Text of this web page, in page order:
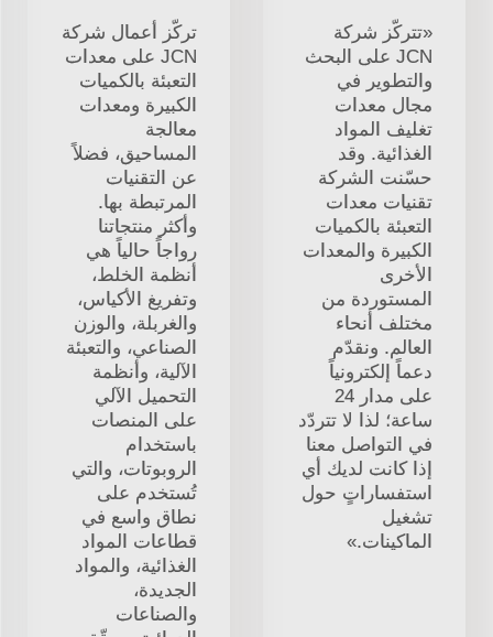
«تتركّز شركة
JCN على البحث
والتطوير في
مجال معدات
تغليف المواد
الغذائية. وقد
حسّنت الشركة
تقنيات معدات
التعبئة بالكميات
الكبيرة والمعدات
الأخرى
المستوردة من
مختلف أنحاء
العالم. ونقدّم
دعماً إلكترونياً
على مدار 24
ساعة؛ لذا لا تتردّد
في التواصل معنا
إذا كانت لديك أي
استفساراتٍ حول
تشغيل
الماكينات.»
تركّز أعمال شركة
JCN على معدات
التعبئة بالكميات
الكبيرة ومعدات
معالجة
المساحيق، فضلاً
عن التقنيات
المرتبطة بها.
وأكثر منتجاتنا
رواجاً حالياً هي
أنظمة الخلط،
وتفريغ الأكياس،
والغربلة، والوزن
الصناعي، والتعبئة
الآلية، وأنظمة
التحميل الآلي
على المنصات
باستخدام
الروبوتات، والتي
تُستخدم على
نطاق واسع في
قطاعات المواد
الغذائية، والمواد
الجديدة،
والصناعات